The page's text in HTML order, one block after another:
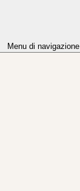
Menu di navigazione